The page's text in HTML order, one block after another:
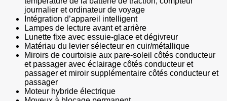
journalier et ordinateur de voyage
Intégration d’appareil intelligent
Lampes de lecture avant et arrière
Lunette fixe avec essuie-glace et dégivreur
Matériau du levier sélecteur en cuir/métallique
Miroirs de courtoisie aux pare-soleil côtés conducteur
et passager avec éclairage côtés conducteur et
passager et miroir supplémentaire côtés conducteur et
passager
Moteur hybride électrique